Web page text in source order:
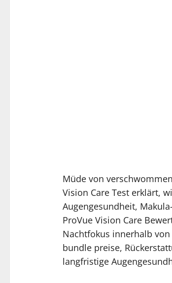
Müde von
Vision Care Test erklärt,
Augengesundheit,
​ProVue Vision Care
Nachtfokus innerhalb
bundle preise,
langfristige